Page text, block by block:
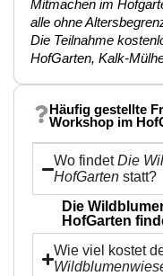
Mitmachen im
alle ohne
Die Teilnahme
HofGarten, Kalk-
Häufig gestellte
Workshop im
Wo findetDie
HofGarten statt?
Die
HofGarten
Wie viel kostet